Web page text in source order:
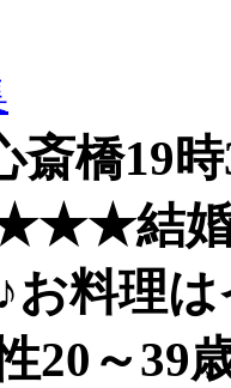
斎橋19
結婚
お料理
20～39